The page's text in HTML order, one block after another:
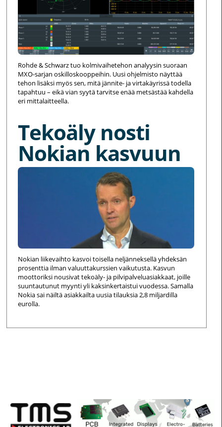
Rohde & Schwarz tuo kolmivaihetehon analyysin suoraan
MXO-sarjan oskilloskooppeihin. Uusi ohjelmisto näyttää
tehon lisäksi myös sen, mitä jännite- ja virtakäyrissä todella
tapahtuu – eikä vian syytä tarvitse enää metsästää kahdella
eri mittalaitteella.
Tekoäly nosti
Nokian kasvuun
Nokian liikevaihto kasvoi toisella neljänneksellä yhdeksän
prosenttia ilman valuuttakurssien vaikutusta. Kasvun
moottoriksi nousivat tekoäly- ja pilvipalveluasiakkaat, joille
suuntautunut myynti yli kaksinkertaistui vuodessa. Samalla
Nokia sai näiltä asiakkailta uusia tilauksia 2,8 miljardilla
eurolla.